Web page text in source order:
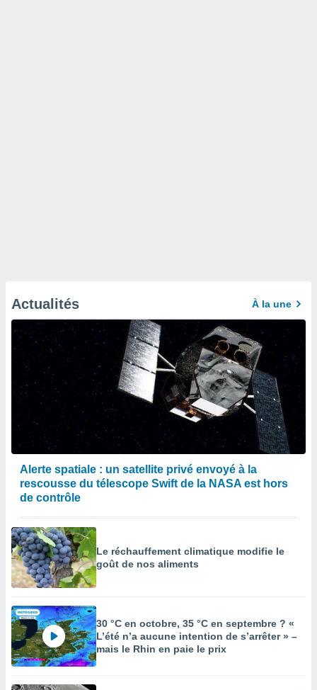
Actualités À la une
Alerte spatiale : un satellite privé envoyé à la
rescousse du télescope Swift de la NASA est hors
de contrôle
Le réchauffement climatique modifie le
goût de nos aliments
30 °C en octobre, 35 °C en septembre ? «
L’été n’a aucune intention de s’arrêter » –
mais le Rhin en paie le prix